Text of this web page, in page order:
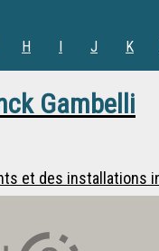
H I J K
Gambelli
et des installations